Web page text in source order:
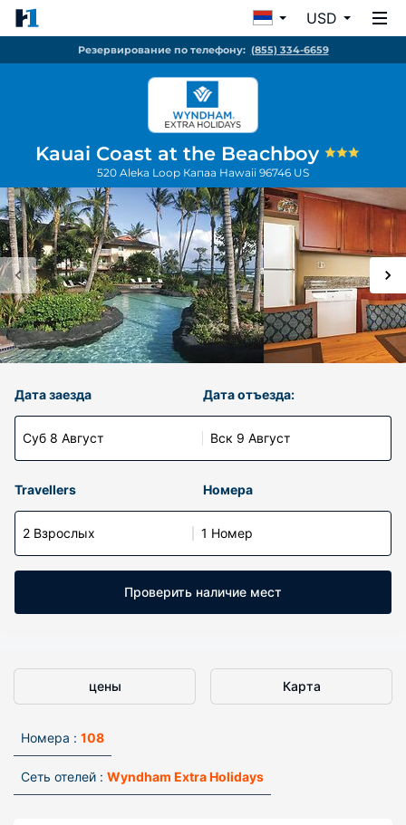
USD
Резервирование по телефону: (855) 334-6659
Kauai Coast at the Beachboy
520 Aleka Loop Капаа Hawaii 96746 US
Дата заезда
Суб 8 Август
Дата отъезда:
Вск 9 Август
Travellers Номера
2 Взрослых 1 Номер
Проверить наличие мест
цены Карта
Номера : 108
Сеть отелей : Wyndham Extra Holidays